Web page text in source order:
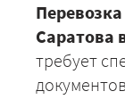
Саратова
требует